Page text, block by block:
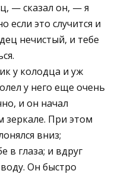
— сказал он, — я
если это случится и
нечистый, и тебе
у колодца и уж
у него еще очень
и он начал
зеркале. При этом
вниз;
в глаза; и вдруг
Он быстро